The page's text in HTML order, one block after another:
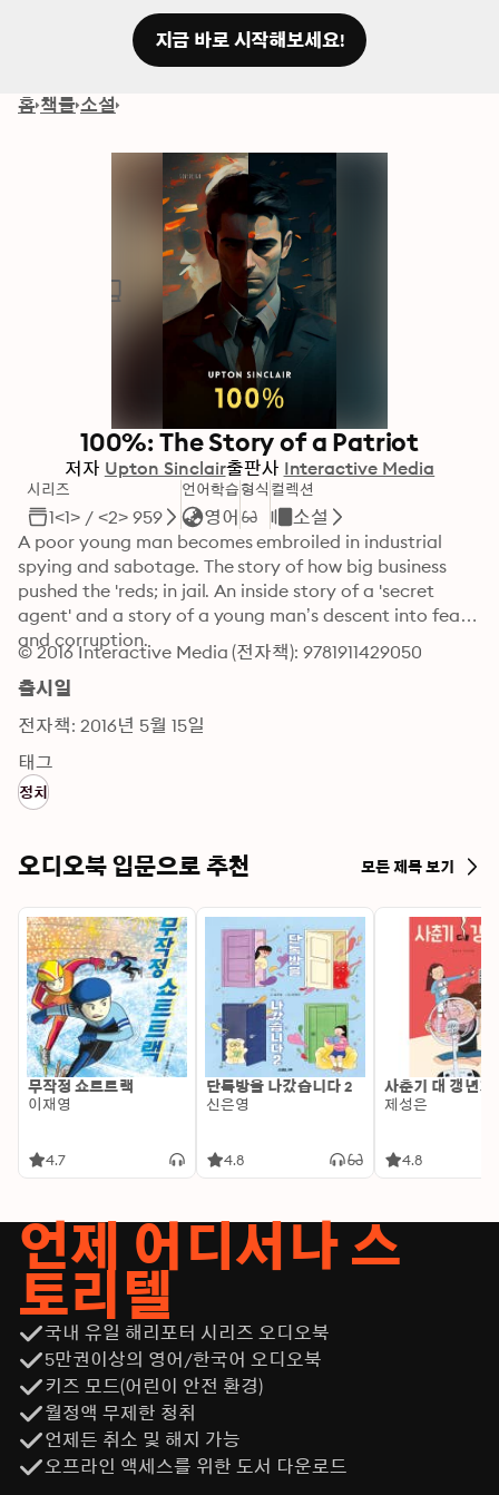
지금 바로 시작해보세요!
홈 책들 소설
100%: The Story of a Patriot
저자 Upton Sinclair출판사 Interactive Media
시리즈
1<1> / <2> 959
언어학습
영어
형식 컬렉션
소설
A poor young man becomes embroiled in industrial
spying and sabotage. The story of how big business
pushed the 'reds; in jail. An inside story of a 'secret
agent' and a story of a young man’s descent into fear
and corruption.
© 2016 Interactive Media (전자책): 9781911429050
출시일
전자책: 2016년 5월 15일
태그
정치
오디오북 입문으로 추천 모든 제목 보기
무작정 쇼트트랙
이재영
4.7
단톡방을 나갔습니다 2
신은영
4.8
사춘기 대 갱년기
제성은
4.8
언제 어디서나 스
토리텔
국내 유일 해리포터 시리즈 오디오북
5만권이상의 영어/한국어 오디오북
키즈 모드(어린이 안전 환경)
월정액 무제한 청취
언제든 취소 및 해지 가능
오프라인 액세스를 위한 도서 다운로드